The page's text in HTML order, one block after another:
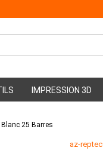
IMPRESSION 3D
25 Barres
az-reptec